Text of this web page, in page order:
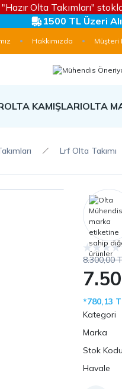
"Hazır Olta Takımları"
1500 TL Üzeri
Hakkımızda Müşteri
OLTA KAMIŞLARIOLTA
Lrf Olta Takımı
8.300,00
*780,13
Kategori
Marka
Stok Kodu
Havale